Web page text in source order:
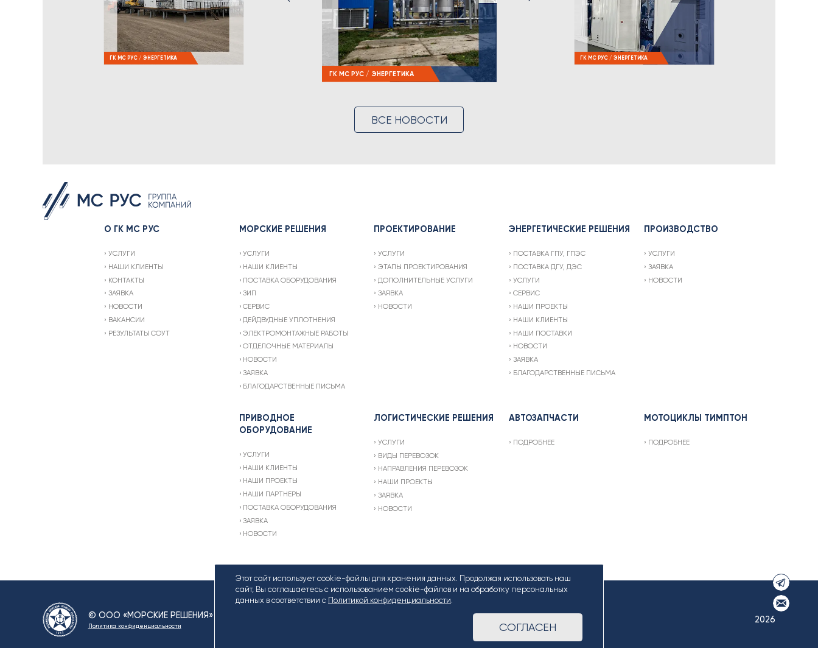
ГК МС РУС / ЭНЕРГЕТИКА
ГК МС РУС / ЭНЕРГЕТИКА
ГК МС РУС / ЭНЕРГЕТИКА
ВСЕ НОВОСТИ
О ГК МС РУС
УСЛУГИ
НАШИ КЛИЕНТЫ
КОНТАКТЫ
ЗАЯВКА
НОВОСТИ
ВАКАНСИИ
РЕЗУЛЬТАТЫ СОУТ
МОРСКИЕ РЕШЕНИЯ
УСЛУГИ
НАШИ КЛИЕНТЫ
ПОСТАВКА ОБОРУДОВАНИЯ
ЗИП
СЕРВИС
ДЕЙДВУДНЫЕ УПЛОТНЕНИЯ
ЭЛЕКТРОМОНТАЖНЫЕ РАБОТЫ
ОТДЕЛОЧНЫЕ МАТЕРИАЛЫ
НОВОСТИ
ЗАЯВКА
БЛАГОДАРСТВЕННЫЕ ПИСЬМА
ПРОЕКТИРОВАНИЕ
УСЛУГИ
ЭТАПЫ ПРОЕКТИРОВАНИЯ
ДОПОЛНИТЕЛЬНЫЕ УСЛУГИ
ЗАЯВКА
НОВОСТИ
ЭНЕРГЕТИЧЕСКИЕ РЕШЕНИЯ
ПОСТАВКА ГПУ, ГПЭС
ПОСТАВКА ДГУ, ДЭС
УСЛУГИ
СЕРВИС
НАШИ ПРОЕКТЫ
НАШИ КЛИЕНТЫ
НАШИ ПОСТАВКИ
НОВОСТИ
ЗАЯВКА
БЛАГОДАРСТВЕННЫЕ ПИСЬМА
ПРОИЗВОДСТВО
УСЛУГИ
ЗАЯВКА
НОВОСТИ
ПРИВОДНОЕ
ОБОРУДОВАНИЕ
УСЛУГИ
НАШИ КЛИЕНТЫ
НАШИ ПРОЕКТЫ
НАШИ ПАРТНЕРЫ
ПОСТАВКА ОБОРУДОВАНИЯ
ЗАЯВКА
НОВОСТИ
ЛОГИСТИЧЕСКИЕ РЕШЕНИЯ
УСЛУГИ
ВИДЫ ПЕРЕВОЗОК
НАПРАВЛЕНИЯ ПЕРЕВОЗОК
НАШИ ПРОЕКТЫ
ЗАЯВКА
НОВОСТИ
АВТОЗАПЧАСТИ
ПОДРОБНЕЕ
МОТОЦИКЛЫ ТИМПТОН
ПОДРОБНЕЕ
© ООО «МОРСКИЕ РЕШЕНИЯ» / ИНН 7806562304
Политика конфиденциальности
2026
Этот сайт использует cookie-файлы для хранения данных. Продолжая использовать наш
сайт, Вы соглашаетесь с использованием cookie-файлов и на обработку персональных
данных в соответствии с Политикой конфиденциальности.
СОГЛАСЕН